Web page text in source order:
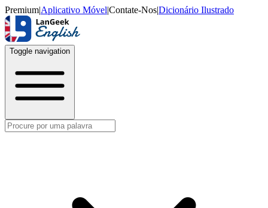
Premium|Aplicativo Móvel|Contate-Nos|Dicionário Ilustrado
Toggle navigation